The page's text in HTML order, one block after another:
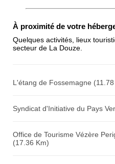
Antispam - Combien font 7x4 (en
chiffres) :
À proximité de votre
Quelques activités, lieux
secteur de La Douze.
L'étang de Fossemagne (11.78
Syndicat d'Initiative du Pays
Office de Tourisme Vézère
(17.36 Km)